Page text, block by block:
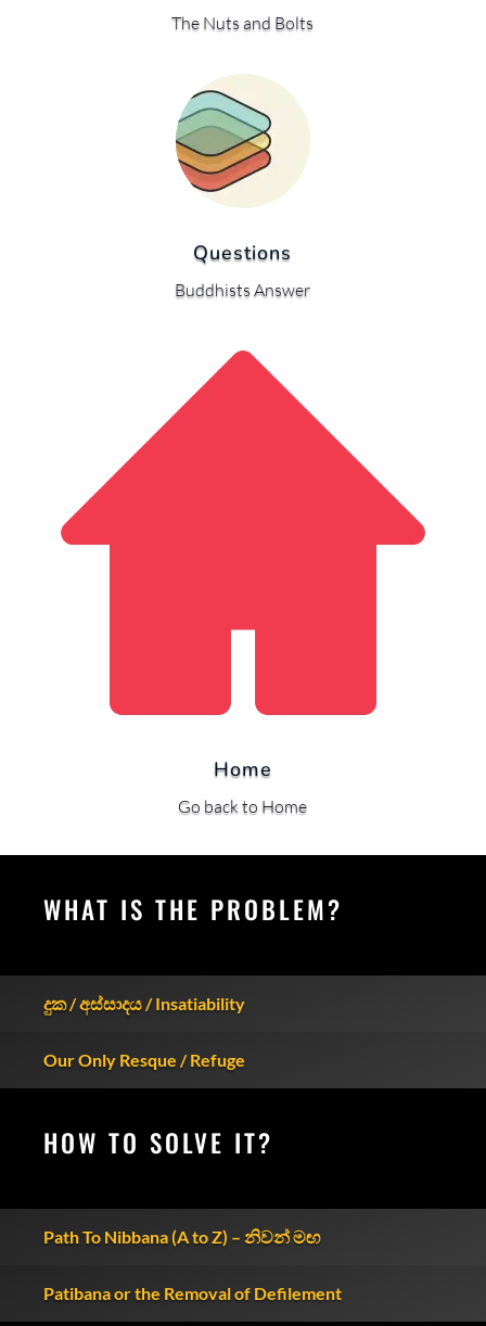
The Nuts and Bolts
Questions
Buddhists Answer
Home
Go back to Home
WHAT IS THE PROBLEM?
දුක / අස්සාදය / Insatiability
Our Only Resque / Refuge
HOW TO SOLVE IT?
Path To Nibbana (A to Z) – නිවන් මඟ
Patibana or the Removal of Defilement